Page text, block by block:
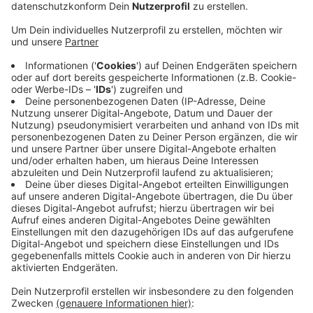
und TikTok.
Veröffentlicht: Mittwoch, 28.05.2025 08:18
Anzeige
Ob Veranstaltungstipps, Stadtmomente oder
Einblicke hinter die Kulissen – Nach Angaben von
Kevelaer Marketing hat die Stadt mehr als 5.000
Follower bei Instagram und Facebook. Der TikTok-
Kanal wird von den Auszubildenden betreut und zeigt
Kevelaer humorvoll und modern, heißt es in einer
Mitteilung. Mit Strategie, Kreativität und Herz will das
sechsköpfige Team alle Altersgruppen erreichen.
Anzeige